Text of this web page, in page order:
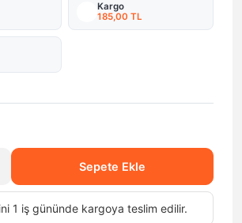
Kargo
185,00 TL
Sepete Ekle
1 iş gününde kargoya teslim edilir.